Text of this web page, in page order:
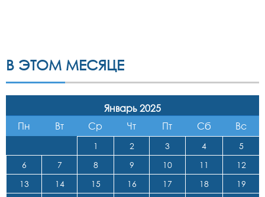
В ЭТОМ МЕСЯЦЕ
Январь 2025
Пн
Вт Ср Чт Пт Сб Вс
1 2 3 4
5
6
7 8 9 10 11
12
13
14 15 16 17 18
19